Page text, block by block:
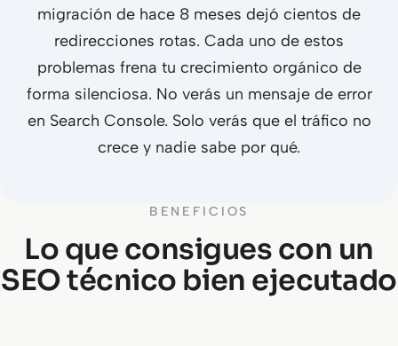
migración de hace 8 meses dejó cientos de
redirecciones rotas. Cada uno de estos
problemas frena tu crecimiento orgánico de
forma silenciosa. No verás un mensaje de error
en Search Console. Solo verás que el tráfico no
crece y nadie sabe por qué.
BENEFICIOS
Lo que consigues con un
SEO técnico bien ejecutado